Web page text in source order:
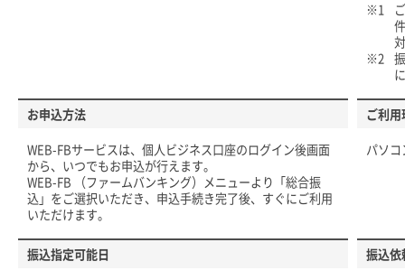
※1
※2
お申込方法
WEB-FBサービスは、個人ビジネス口座のログイン後画面
から、いつでもお申込が行えます。
WEB-FB （ファームバンキング）メニューより「総合振
込」をご選択いただき、申込手続き完了後、すぐにご利用
いただけます。
ご利用
パソ
振込指定可能日 振込依